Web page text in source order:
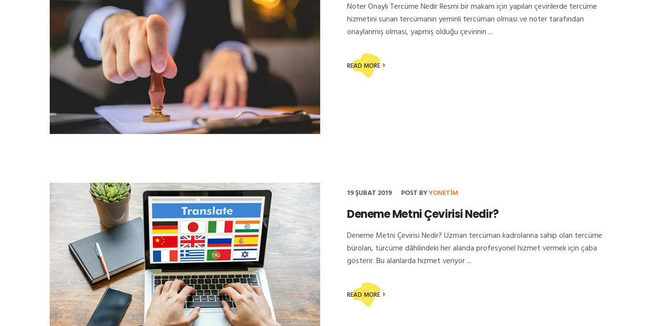
Noter Onaylı Tercüme Nedir Resmi bir makam için yapılan çevirilerde tercüme
hizmetini sunan tercümanın yeminli tercüman olması ve noter tarafından
onaylanmış olması, yapmış olduğu çevirinin ...
READ MORE
19 ŞUBAT 2019 POST BYYONETIM
Deneme Metni Çevirisi Nedir?
Deneme Metni Çevirisi Nedir? Uzman tercüman kadrolarına sahip olan tercüme
büroları, türcüme dâhilindeki her alanda profesyonel hizmet vermek için çaba
gösterir. Bu alanlarda hizmet veriyor ...
READ MORE